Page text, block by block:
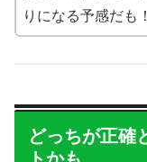
りになる予感だも！
どっちが正確